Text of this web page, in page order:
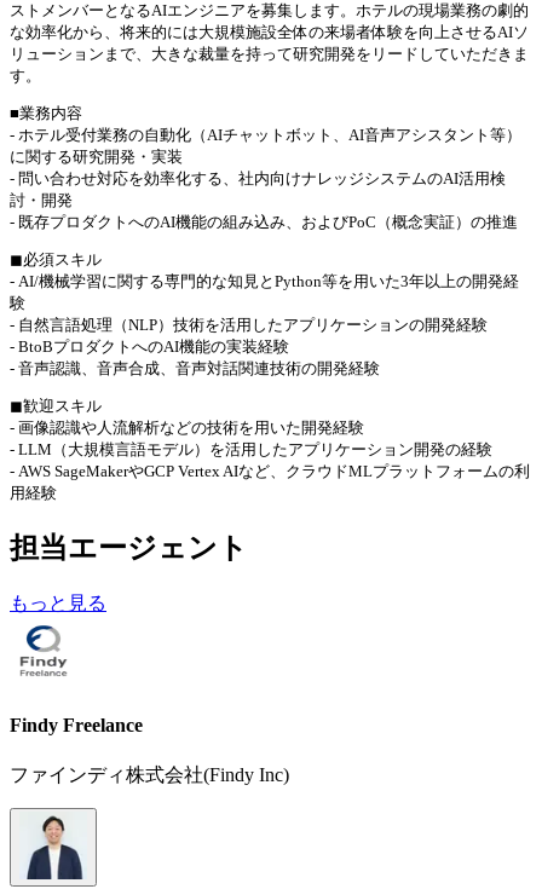
ストメンバーとなるAIエンジニアを募集します。ホテルの現場業務の劇的
な効率化から、将来的には大規模施設全体の来場者体験を向上させるAIソ
リューションまで、大きな裁量を持って研究開発をリードしていただきま
す。
■業務内容
- ホテル受付業務の自動化（AIチャットボット、AI音声アシスタント等）
に関する研究開発・実装
- 問い合わせ対応を効率化する、社内向けナレッジシステムのAI活用検
討・開発
- 既存プロダクトへのAI機能の組み込み、およびPoC（概念実証）の推進
◼︎必須スキル
- AI/機械学習に関する専門的な知見とPython等を用いた3年以上の開発経
験
- 自然言語処理（NLP）技術を活用したアプリケーションの開発経験
- BtoBプロダクトへのAI機能の実装経験
- 音声認識、音声合成、音声対話関連技術の開発経験
◼︎歓迎スキル
- 画像認識や人流解析などの技術を用いた開発経験
- LLM（大規模言語モデル）を活用したアプリケーション開発の経験
- AWS SageMakerやGCP Vertex AIなど、クラウドMLプラットフォームの利
用経験
担当エージェント
もっと見る
Findy Freelance
ファインディ株式会社(Findy Inc)